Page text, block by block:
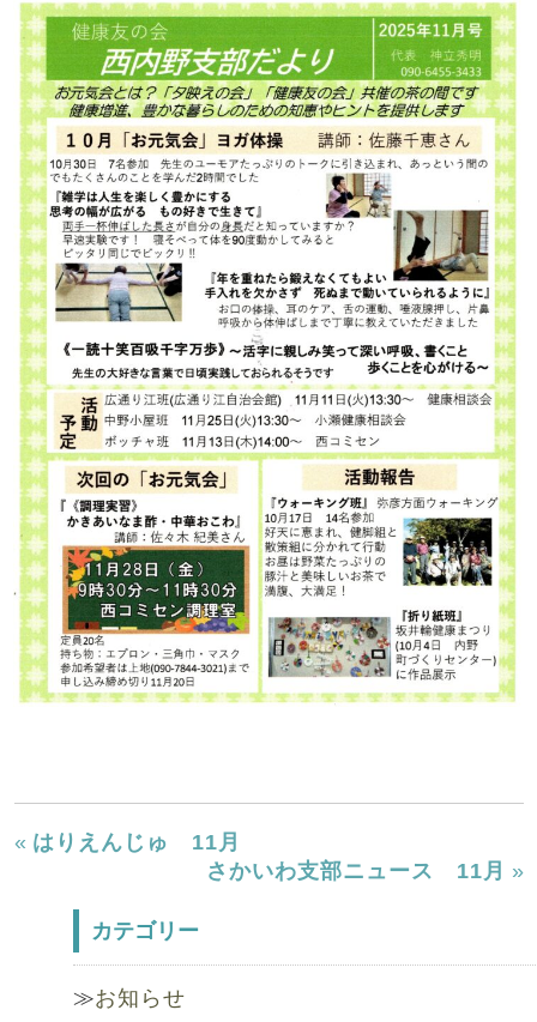
« はりえんじゅ 11月
さかいわ支部ニュース 11月 »
カテゴリー
お知らせ